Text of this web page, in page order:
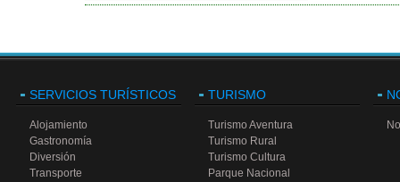
SERVICIOS TURÍSTICOS
Alojamiento
Gastronomía
Diversión
Transporte
TURISMO
Turismo Aventura
Turismo Rural
Turismo Cultura
Parque Nacional